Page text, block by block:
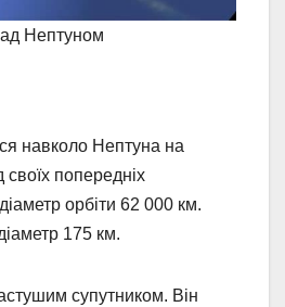
Нептуном
навколо Нептуна на
своїх попередніх
орбіти 62 000 км.
175 км.
супутником. Він